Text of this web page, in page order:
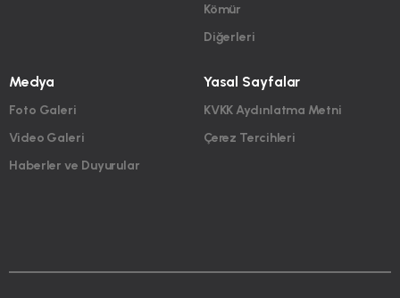
Kömür
Diğerleri
Medya
Foto Galeri
Video Galeri
Haberler ve Duyurular
Yasal Sayfalar
KVKK Aydınlatma Metni
Çerez Tercihleri